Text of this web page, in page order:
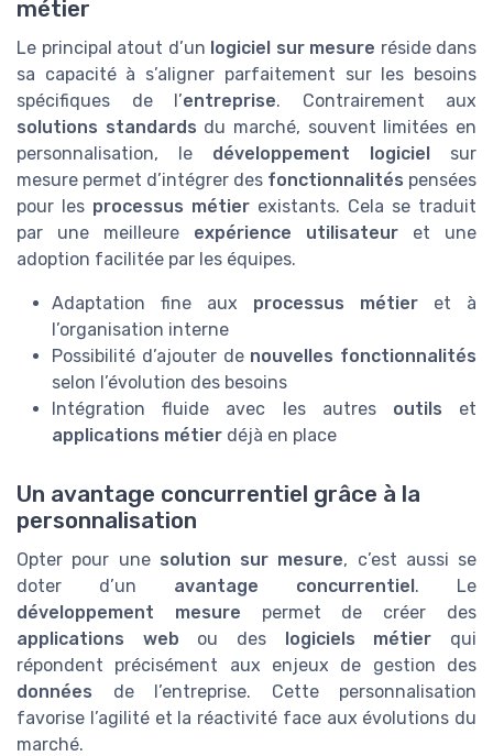
métier
Le principal atout d’un logiciel sur mesure réside dans
sa capacité à s’aligner parfaitement sur les besoins
spécifiques de l’entreprise. Contrairement aux
solutions standards du marché, souvent limitées en
personnalisation, le développement logiciel sur
mesure permet d’intégrer des fonctionnalités pensées
pour les processus métier existants. Cela se traduit
par une meilleure expérience utilisateur et une
adoption facilitée par les équipes.
Adaptation fine aux processus métier et à
l’organisation interne
Possibilité d’ajouter de nouvelles fonctionnalités
selon l’évolution des besoins
Intégration fluide avec les autres outils et
applications métier déjà en place
Un avantage concurrentiel grâce à la
personnalisation
Opter pour une solution sur mesure, c’est aussi se
doter d’un avantage concurrentiel. Le
développement mesure permet de créer des
applications web ou des logiciels métier qui
répondent précisément aux enjeux de gestion des
données de l’entreprise. Cette personnalisation
favorise l’agilité et la réactivité face aux évolutions du
marché.